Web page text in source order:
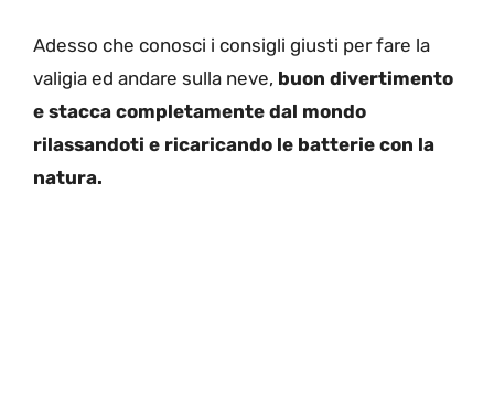
Adesso che conosci i consigli giusti per fare la
valigia ed andare sulla neve, buon divertimento
e stacca completamente dal mondo
rilassandoti e ricaricando le batterie con la
natura.